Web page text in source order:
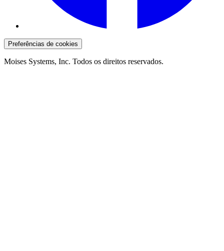
Preferências de cookies
Moises Systems, Inc. Todos os direitos reservados.